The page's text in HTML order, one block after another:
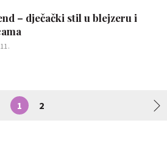
– dječački stil u blejzeru i
1 2